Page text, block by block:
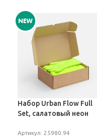
Набор Urban Flow Full
Set, салатовый неон
Артикул: 25980.94